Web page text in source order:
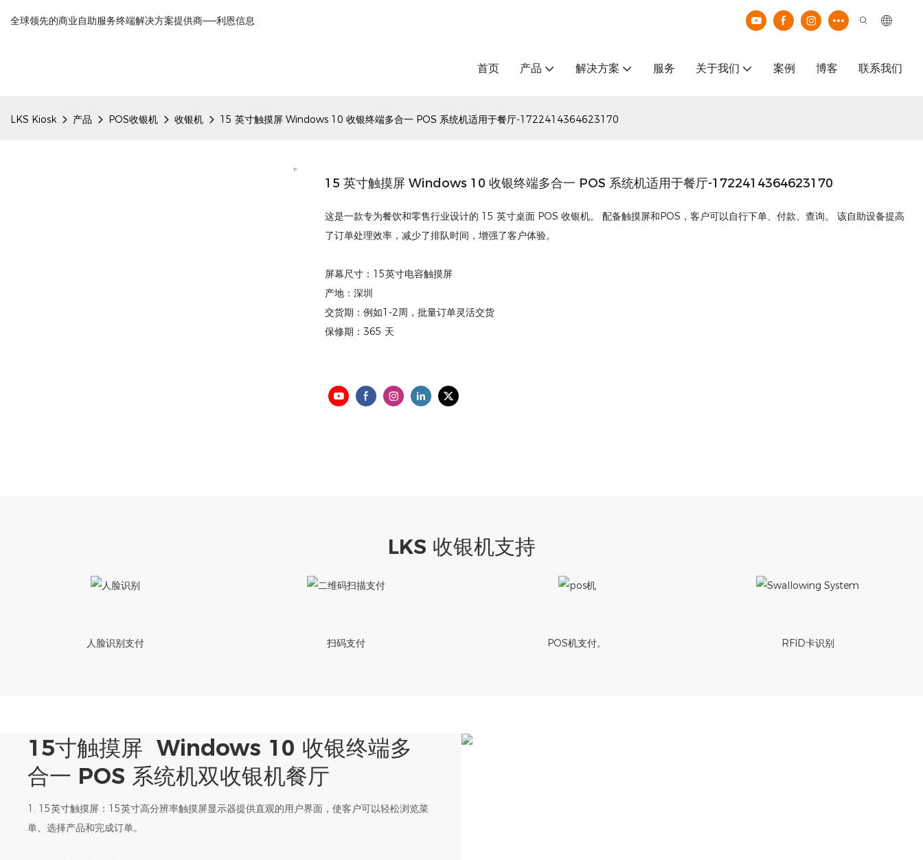
全球领先的商业自助服务终端解决方案提供商——利恩信息
首页 产品 解决方案 服务 关于我们 案例 博客 联系我们
LKS Kiosk 产品 POS收银机 收银机 15 英寸触摸屏 Windows 10 收银终端多合一 POS 系统机适用于餐厅-1722414364623170
15 英寸触摸屏 Windows 10 收银终端多合一 POS 系统机适用于餐厅-1722414364623170
这是一款专为餐饮和零售行业设计的 15 英寸桌面 POS 收银机。 配备触摸屏和POS，客户可以自行下单、付款、查询。 该自助设备提高
了订单处理效率，减少了排队时间，增强了客户体验。
屏幕尺寸：15英寸电容触摸屏
产地：深圳
交货期：例如1-2周，批量订单灵活交货
保修期：365 天
LKS 收银机支持
人脸识别支付 扫码支付 POS机支付。 RFID卡识别
15寸触摸屏 Windows 10 收银终端多
合一 POS 系统机双收银机餐厅
1. 15英寸触摸屏：15英寸高分辨率触摸屏显示器提供直观的用户界面，使客户可以轻松浏览菜
单、选择产品和完成订单。